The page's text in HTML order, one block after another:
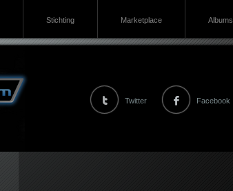
Stichting Marketplace Albums
Twitter Facebook